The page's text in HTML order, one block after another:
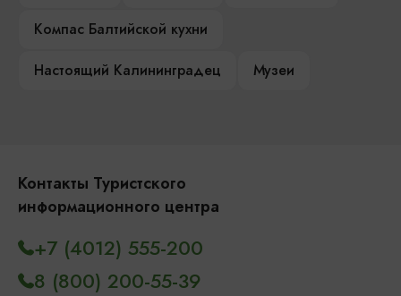
Компас Балтийской кухни
Настоящий Калининградец
Музеи
Контакты Туристского
информационного центра
+7 (4012) 555-200
8 (800) 200-55-39